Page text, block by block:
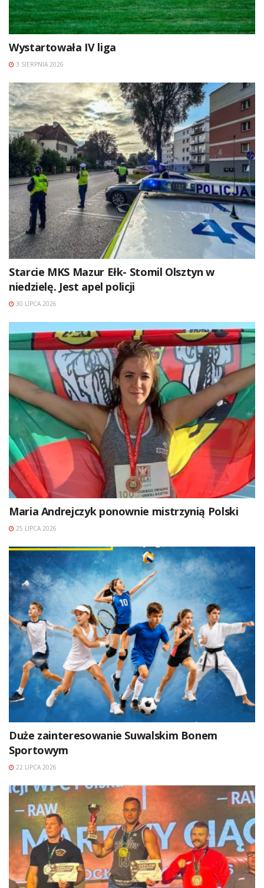
Wystartowała IV liga
3 SIERPNIA 2026
Starcie MKS Mazur Ełk- Stomil Olsztyn w
niedzielę. Jest apel policji
30 LIPCA 2026
Maria Andrejczyk ponownie mistrzynią Polski
25 LIPCA 2026
Duże zainteresowanie Suwalskim Bonem
Sportowym
22 LIPCA 2026